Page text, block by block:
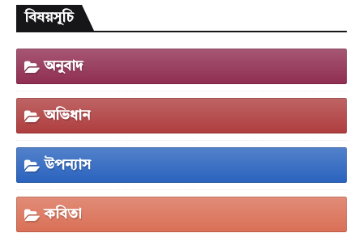
বিষয়সূচি
অনুবাদ
অভিধান
উপন্যাস
কবিতা